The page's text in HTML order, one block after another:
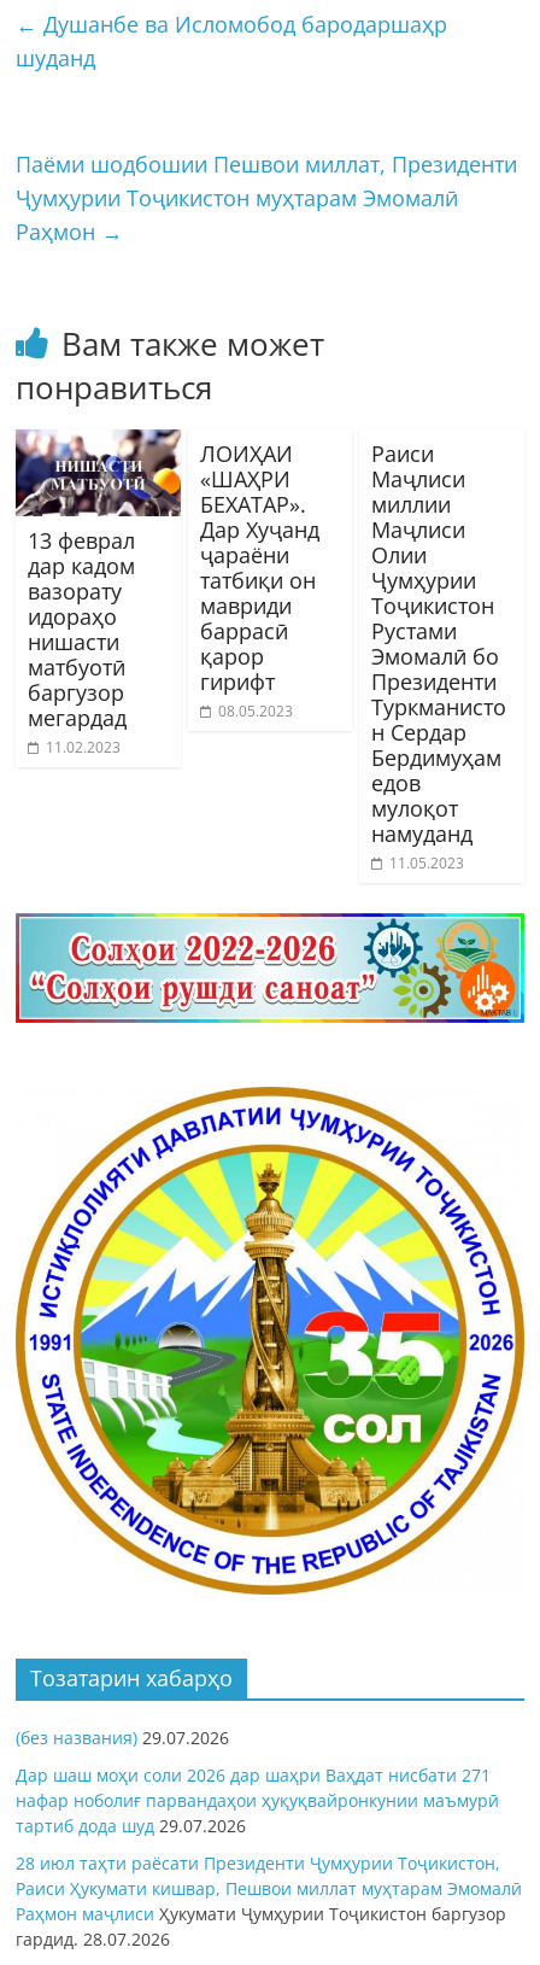
← Душанбе ва Исломобод бародаршаҳр
шуданд
Паёми шодбошии Пешвои миллат, Президенти
Ҷумҳурии Тоҷикистон муҳтарам Эмомалӣ
Раҳмон →
Вам также может
понравиться
13 феврал
дар кадом
вазорату
идораҳо
нишасти
матбуотӣ
баргузор
мегардад
11.02.2023
ЛОИҲАИ
«ШАҲРИ
БЕХАТАР».
Дар Хуҷанд
ҷараёни
татбиқи он
мавриди
баррасӣ
қарор
гирифт
08.05.2023
Раиси
Маҷлиси
миллии
Маҷлиси
Олии
Ҷумҳурии
Тоҷикистон
Рустами
Эмомалӣ бо
Президенти
Туркманисто
н Сердар
Бердимуҳам
едов
мулоқот
намуданд
11.05.2023
Тозатарин хабарҳо
(без названия) 29.07.2026
Дар шаш моҳи соли 2026 дар шаҳри Ваҳдат нисбати 271
нафар ноболиғ парвандаҳои ҳуқуқвайронкунии маъмурӣ
тартиб дода шуд 29.07.2026
28 июл таҳти раёсати Президенти Ҷумҳурии Тоҷикистон,
Раиси Ҳукумати кишвар, Пешвои миллат муҳтарам Эмомалӣ
Раҳмон маҷлисиҲукумати Ҷумҳурии Тоҷикистон баргузор
гардид. 28.07.2026